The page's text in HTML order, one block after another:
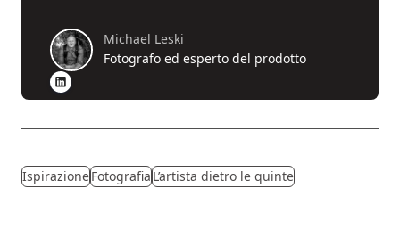
Michael Leski
Fotografo ed esperto del prodotto
IspirazioneFotografiaL’artista dietro le quinte